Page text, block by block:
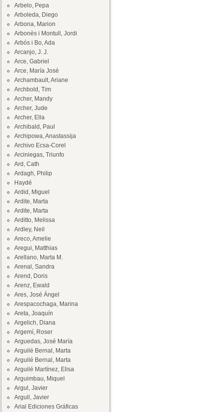
Arbelo, Pepa
Arboleda, Diego
Arbona, Marion
Arbonès i Montull, Jordi
Arbós i Bo, Ada
Arcanjo, J. J.
Arce, Gabriel
Arce, María José
Archambault, Ariane
Archbold, Tim
Archer, Mandy
Archer, Jude
Archer, Ella
Archibald, Paul
Archipowa, Anastassija
Archivo Ecsa-Corel
Arciniegas, Triunfo
Ard, Cath
Ardagh, Philip
Haydé
Ardid, Miguel
Ardite, Marta
Ardite, Marta
Arditto, Melissa
Ardley, Neil
Areco, Amelie
Aregui, Matthias
Arellano, Marta M.
Arenal, Sandra
Arend, Doris
Arenz, Ewald
Ares, José Ángel
Arespacochaga, Marina
Areta, Joaquín
Argelich, Diana
Argemí, Roser
Arguedas, José María
Arguilé Bernal, Marta
Arguilé Bernal, Marta
Arguilé Martínez, Elisa
Arguimbau, Miquel
Argul, Javier
Argull, Javier
Arial Ediciones Gráficas